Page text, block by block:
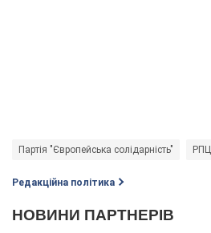
Партія "Європейська солідарність" РПЦ
Редакційна політика